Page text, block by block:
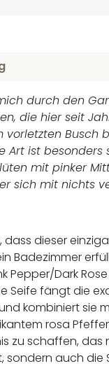
durch den
die hier seit
vorletzten Busch
Art ist besonders
mit pinker
sich mit nichts
dass dieser
Badezimmer
Pepper/Dark
Seife fängt die
kombiniert sie
rosa
zu schaffen, das
sondern auch die